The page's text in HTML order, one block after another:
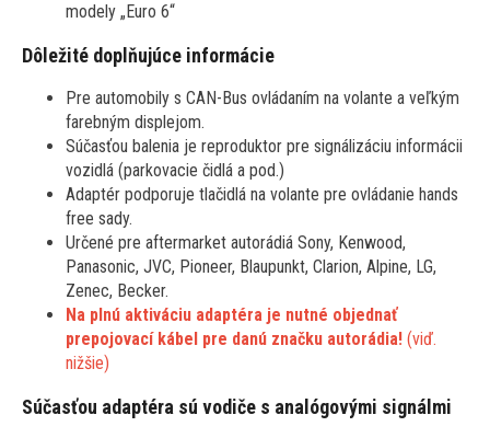
modely „Euro 6“
Dôležité doplňujúce informácie
Pre automobily s CAN-Bus ovládaním na volante a veľkým
farebným displejom.
Súčasťou balenia je reproduktor pre signálizáciu informácii
vozidlá (parkovacie čidlá a pod.)
Adaptér podporuje tlačidlá na volante pre ovládanie hands
free sady.
Určené pre aftermarket autorádiá Sony, Kenwood,
Panasonic, JVC, Pioneer, Blaupunkt, Clarion, Alpine, LG,
Zenec, Becker.
Na plnú aktiváciu adaptéra je nutné objednať
prepojovací kábel pre danú značku autorádia! (viď.
nižšie)
Súčasťou adaptéra sú vodiče s analógovými signálmi